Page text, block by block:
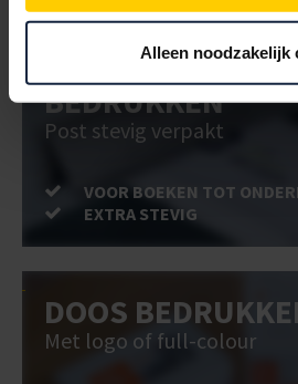
Alleen noodzakelijk
BEDRUKKEN
Post stevig verpakt
VOOR BOEKEN TOT
EXTRA STEVIG
DOOS
Met logo of full-colour